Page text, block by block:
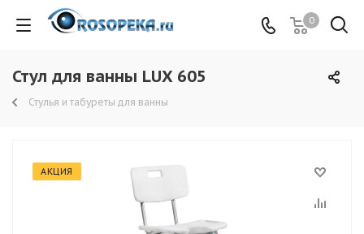
0
Стул для ванны LUX 605
Стулья и табуреты для ванны
АКЦИЯ